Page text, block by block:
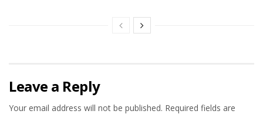
Leave a Reply
Your email address will not be published. Required fields are